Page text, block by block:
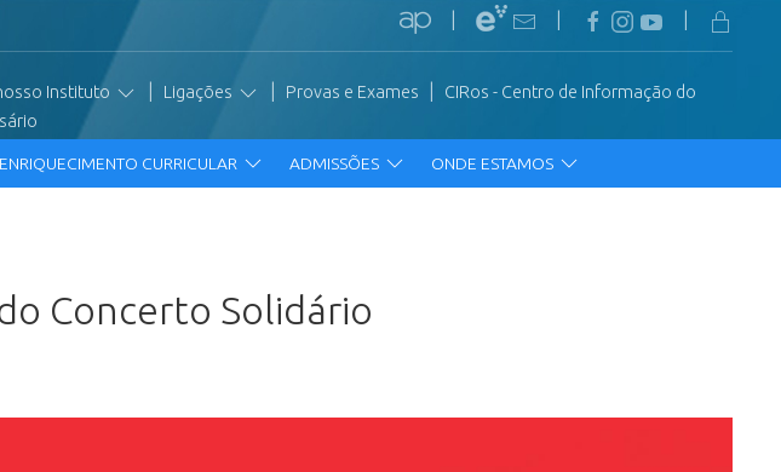
Instituto Ligações Provas e Exames
CIRos - Centro de Informação do
ENRIQUECIMENTO CURRICULAR ADMISSÕES ONDE ESTAMOS
Concerto Solidário